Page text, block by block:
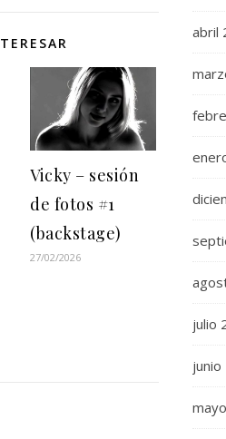
Vicky – sesión
de fotos #1
(backstage)
27/02/2026
abril
julio
junio